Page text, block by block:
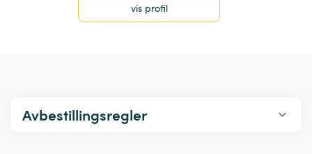
vis profil
Avbestillingsregler